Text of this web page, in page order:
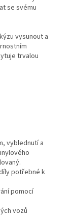
se svému
vysunout a
trvalou
vyblednutí a
potřebné k
pomocí
vozů